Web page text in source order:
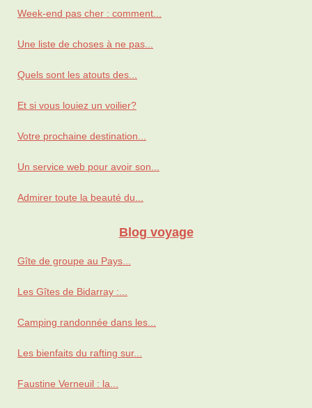
Week-end pas cher : comment...
Une liste de choses à ne pas...
Quels sont les atouts des...
Et si vous louiez un voilier?
Votre prochaine destination...
Un service web pour avoir son...
Admirer toute la beauté du...
Blog voyage
Gîte de groupe au Pays...
Les Gîtes de Bidarray :...
Camping randonnée dans les...
Les bienfaits du rafting sur...
Faustine Verneuil : la...